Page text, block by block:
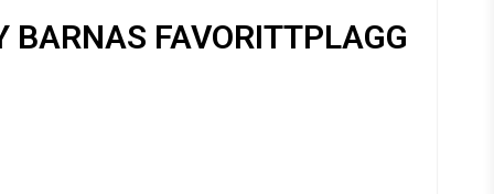
BARNAS FAVORITTPLAGG